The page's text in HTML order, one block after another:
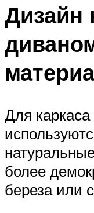
Дизайн
Для каркаса
более
береза или